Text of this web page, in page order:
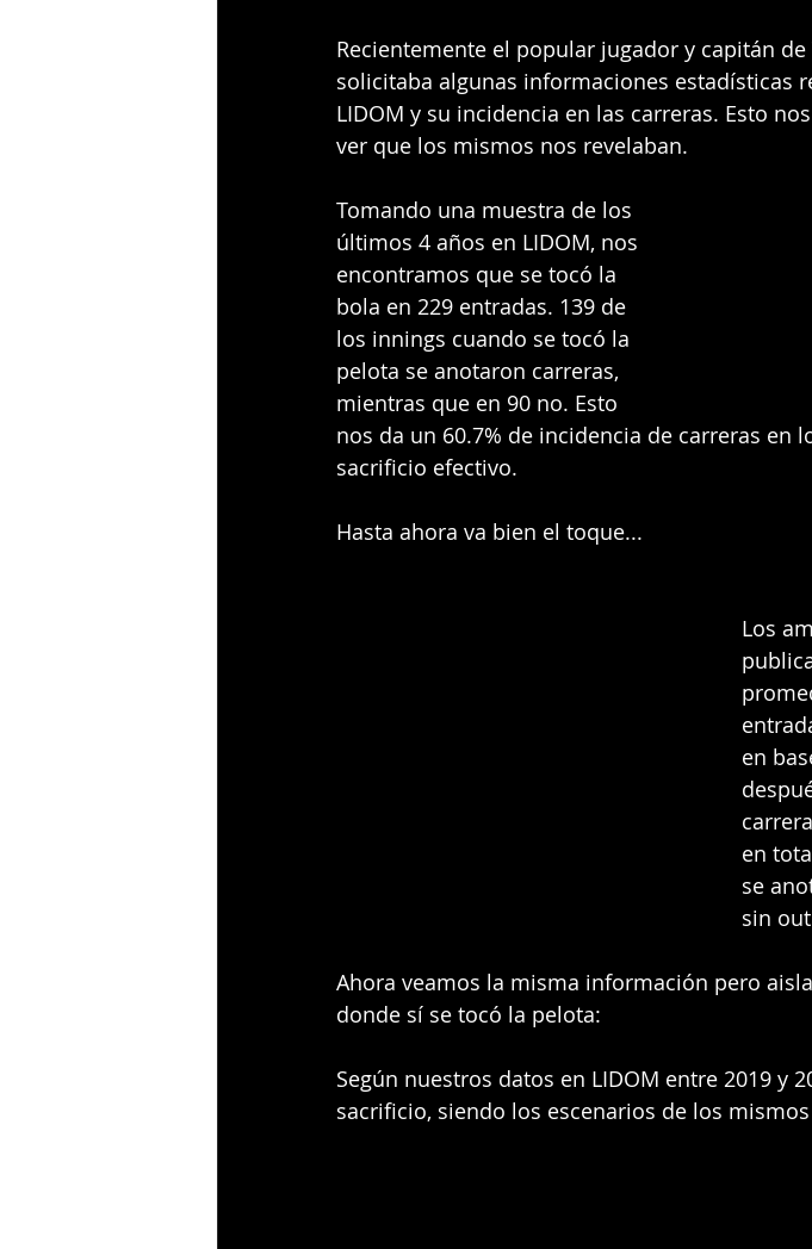
Recientemente el popular jugador y capitán
solicitaba algunas informaciones estadísticas
LIDOM y su incidencia en las carreras. Esto
ver que los mismos nos revelaban.
Tomando una muestra de los
últimos 4 años en LIDOM, nos
encontramos que se tocó la
bola en 229 entradas. 139 de
los innings cuando se tocó la
pelota se anotaron carreras,
mientras que en 90 no. Esto
nos da un 60.7% de incidencia de carreras en
sacrificio efectivo.
Hasta ahora va bien el toque...
Los
en
en
se
sin
Ahora veamos la misma información pero
donde sí se tocó la pelota:
Según nuestros datos en LIDOM entre 2019 y
sacrificio, siendo los escenarios de los